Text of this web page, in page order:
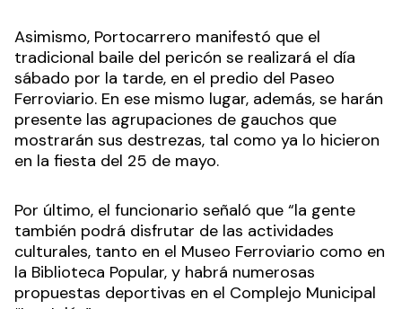
Asimismo, Portocarrero manifestó que el
tradicional baile del pericón se realizará el día
sábado por la tarde, en el predio del Paseo
Ferroviario. En ese mismo lugar, además, se harán
presente las agrupaciones de gauchos que
mostrarán sus destrezas, tal como ya lo hicieron
en la fiesta del 25 de mayo.
Por último, el funcionario señaló que “la gente
también podrá disfrutar de las actividades
culturales, tanto en el Museo Ferroviario como en
la Biblioteca Popular, y habrá numerosas
propuestas deportivas en el Complejo Municipal